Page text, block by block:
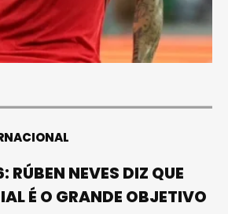
NEVES DIZ QUE
É O GRANDE OBJETIVO